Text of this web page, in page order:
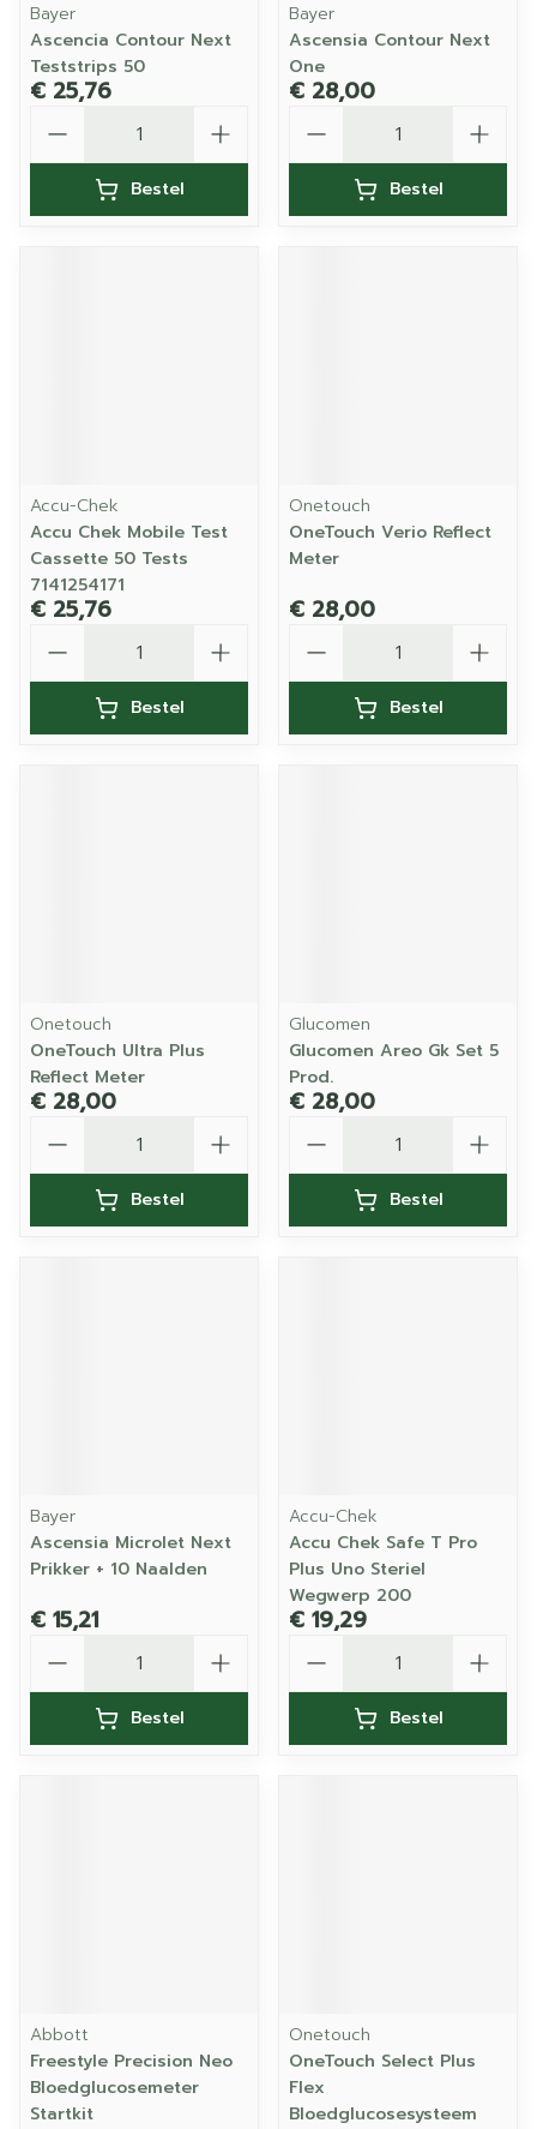
Bayer
Ascencia Contour Next
Teststrips 50
€ 25,76
Bestel
Bayer
Ascensia Contour Next
One
€ 28,00
Bestel
Accu-Chek
Accu Chek Mobile Test
Cassette 50 Tests
7141254171
€ 25,76
Bestel
Onetouch
OneTouch Verio Reflect
Meter
€ 28,00
Bestel
Onetouch
OneTouch Ultra Plus
Reflect Meter
€ 28,00
Bestel
Glucomen
Glucomen Areo Gk Set 5
Prod.
€ 28,00
Bestel
Bayer
Ascensia Microlet Next
Prikker + 10 Naalden
€ 15,21
Bestel
Accu-Chek
Accu Chek Safe T Pro
Plus Uno Steriel
Wegwerp 200
€ 19,29
Bestel
Abbott
Freestyle Precision Neo
Bloedglucosemeter
Startkit
Onetouch
OneTouch Select Plus
Flex
Bloedglucosesysteem